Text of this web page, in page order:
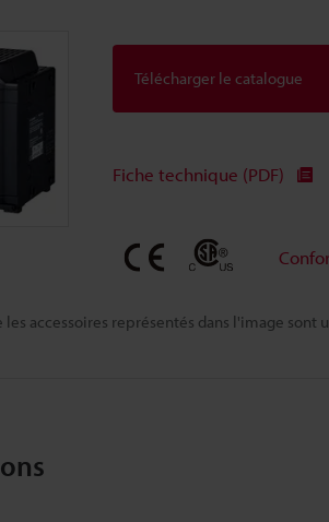
les accessoires représentés dans l'image
Télécharger le catalogue
Fiche technique (PDF)